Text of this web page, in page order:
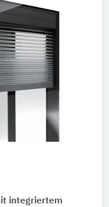
integriertem